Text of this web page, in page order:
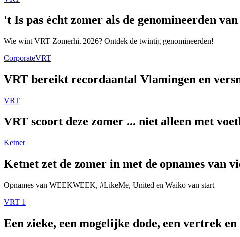
't Is pas écht zomer als de genomineerden
Wie wint VRT Zomerhit 2026? Ontdek de twintig genomineerden!
CorporateVRT
VRT bereikt recordaantal Vlamingen en
VRT
VRT scoort deze zomer ... niet alleen met
Ketnet
Ketnet zet de zomer in met de opnames van
Opnames van WEEKWEEK, #LikeMe, United en Waiko van start
VRT 1
Een zieke, een mogelijke dode, een vertrek